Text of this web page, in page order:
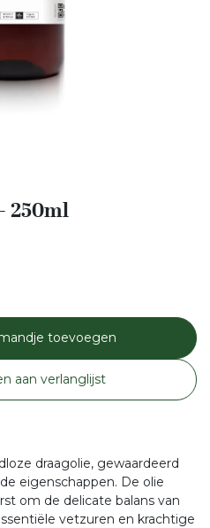
250ml
toevoegen
aan verlanglijst
draagolie, gewaardeerd
eigenschappen. De olie
om de delicate balans van
vetzuren en krachtige